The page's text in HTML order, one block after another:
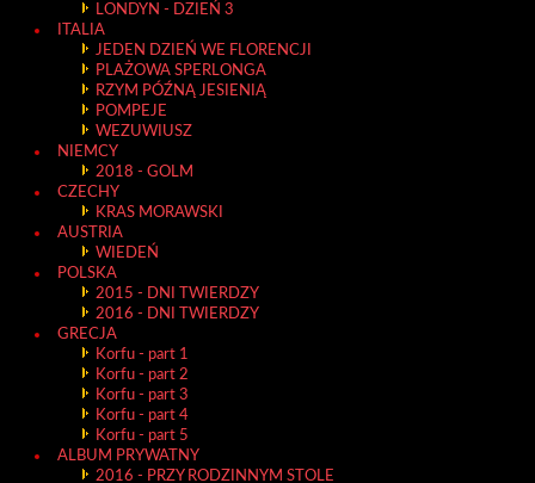
LONDYN - DZIEŃ 3
ITALIA
JEDEN DZIEŃ WE FLORENCJI
PLAŻOWA SPERLONGA
RZYM PÓŹNĄ JESIENIĄ
POMPEJE
WEZUWIUSZ
NIEMCY
2018 - GOLM
CZECHY
KRAS MORAWSKI
AUSTRIA
WIEDEŃ
POLSKA
2015 - DNI TWIERDZY
2016 - DNI TWIERDZY
GRECJA
Korfu - part 1
Korfu - part 2
Korfu - part 3
Korfu - part 4
Korfu - part 5
ALBUM PRYWATNY
2016 - PRZY RODZINNYM STOLE